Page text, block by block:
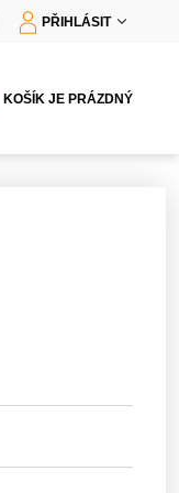
PŘIHLÁSIT
KOŠÍK JE PRÁZDNÝ